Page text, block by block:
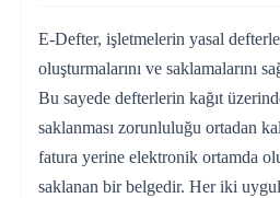
E-Defter, işletmelerin yasal
oluşturmalarını ve saklamalarını
Bu sayede defterlerin kağıt
saklanması zorunluluğu ortadan
fatura yerine elektronik ortamda
saklanan bir belgedir. Her iki